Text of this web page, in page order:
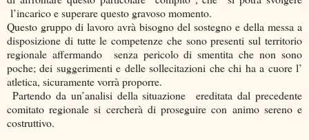
l’incarico e superare questo gravoso momento.
Questo gruppo di lavoro avrà bisogno del sostegno e della messa a
disposizione di tutte le competenze che sono presenti sul territorio
regionale affermando senza pericolo di smentita che non sono
poche; dei suggerimenti e delle sollecitazioni che chi ha a cuore l’
atletica, sicuramente vorrà proporre.
Partendo da un’analisi della situazione ereditata dal precedente
comitato regionale si cercherà di proseguire con animo sereno e
costruttivo.